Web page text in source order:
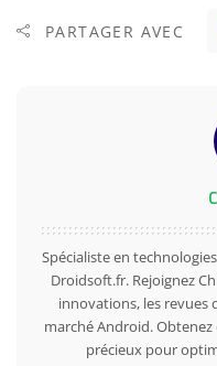
PARTAGER AVEC
Spécialiste en
Droidsoft.fr. Rejoignez
innovations, les revues
marché Android.
précieux pour